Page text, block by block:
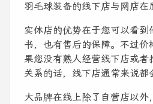
羽毛球装备的线下店与网店在
实体店的优势在于您可以看
书，也有售后的保障。不过价
果您没有熟人经营线下店或者
关系的话，线下店通常来说都
大品牌在线上除了自营店以外